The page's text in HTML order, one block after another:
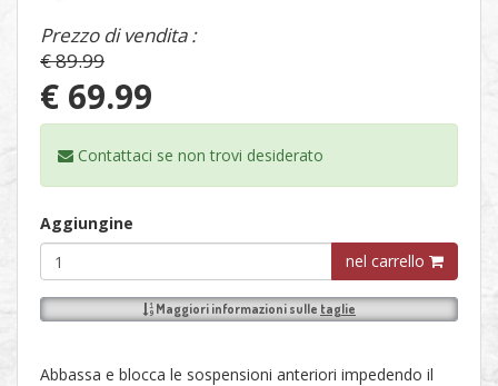
Prezzo di vendita :
€ 89.99
€ 69.99
Contattaci se non trovi desiderato
Aggiungine
nel carrello
Maggiori informazioni sulle taglie
Abbassa e blocca le sospensioni anteriori impedendo il